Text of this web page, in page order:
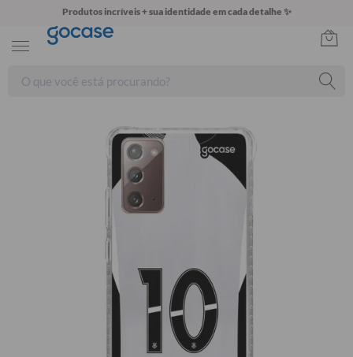
Produtos incríveis + sua identidade em cada detalhe ✨